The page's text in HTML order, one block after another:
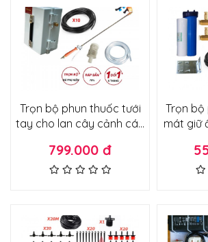
Trọn bộ phun thuốc tưới
tay cho lan cây cảnh các
sẵn tủ điện
799.000 đ
Trọn bộ
mát giữ
quán ăn